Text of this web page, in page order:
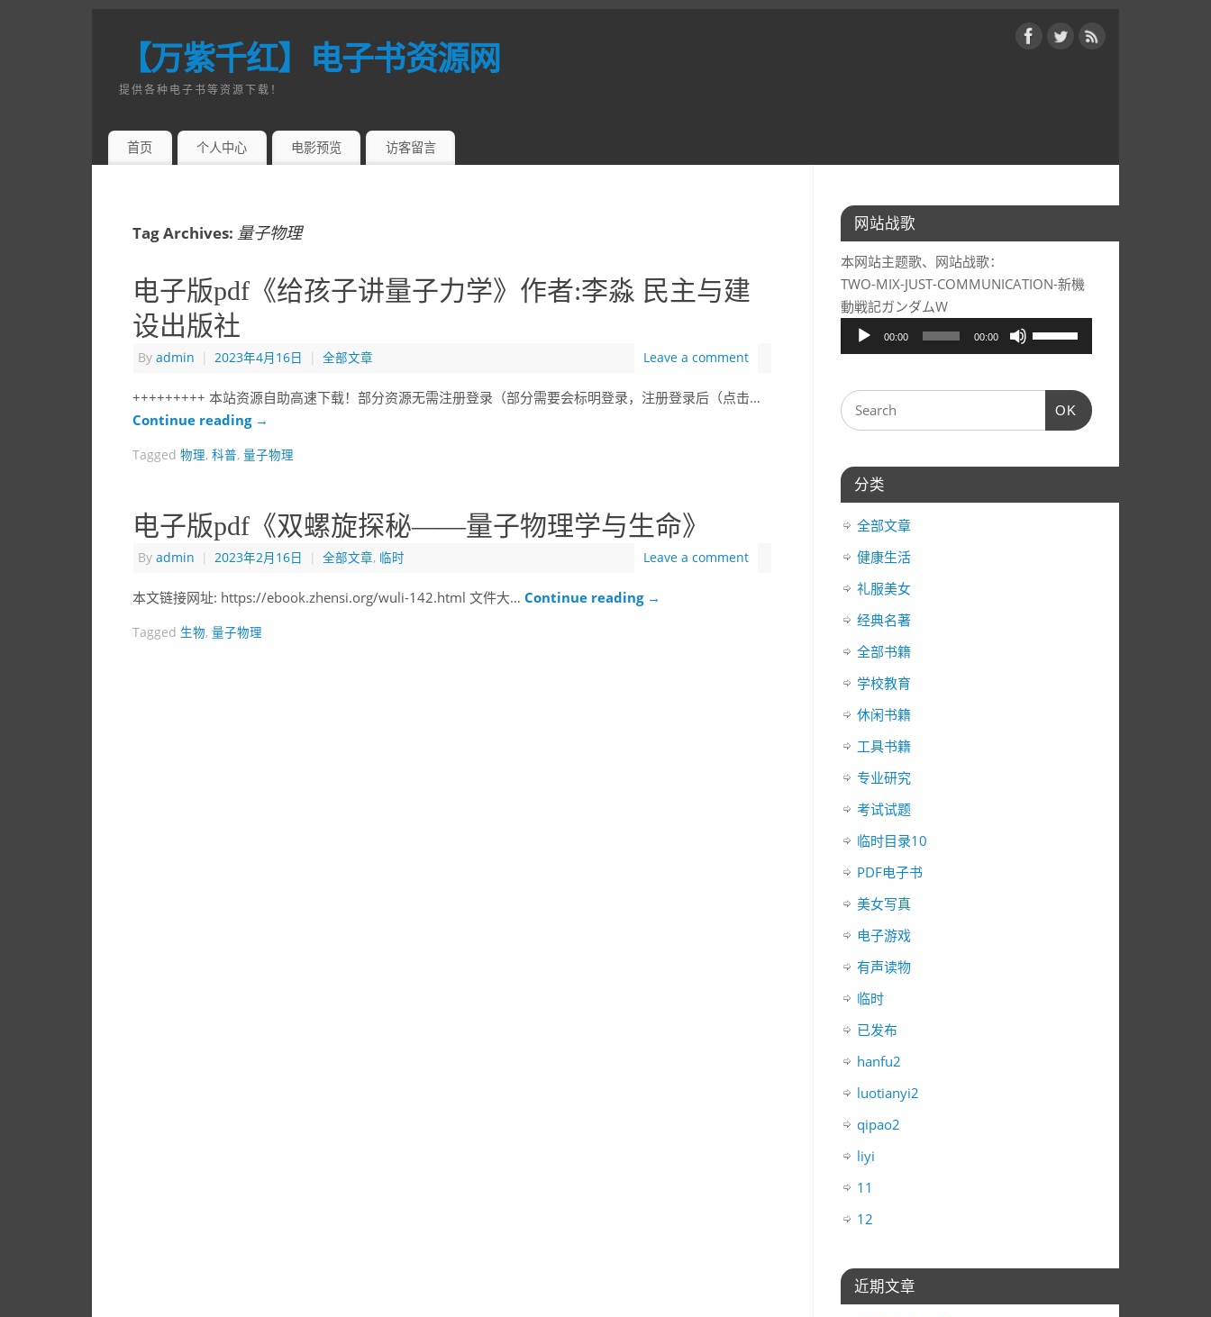
【万紫千红】电子书资源网
提供各种电子书等资源下载！
首页 个人中心 电影预览 访客留言
Tag Archives: 量子物理
电子版pdf《给孩子讲量子力学》作者:李淼 民主与建
设出版社
By admin | 2023年4月16日 | 全部文章 Leave a comment
+++++++++ 本站资源自助高速下载！部分资源无需注册登录（部分需要会标明登录，注册登录后（点击…
Continue reading →
Tagged 物理, 科普, 量子物理
电子版pdf《双螺旋探秘——量子物理学与生命》
By admin | 2023年2月16日 | 全部文章, 临时 Leave a comment
本文链接网址: https://ebook.zhensi.org/wuli-142.html 文件大… Continue reading →
Tagged 生物, 量子物理
网站战歌
本网站主题歌、网站战歌：
TWO-MIX-JUST-COMMUNICATION-新機
動戦記ガンダムW
频
放
器
00:00 00:00
用
下
键
OK
分类
全部文章
健康生活
礼服美女
经典名著
全部书籍
学校教育
休闲书籍
工具书籍
专业研究
考试试题
临时目录10
PDF电子书
美女写真
电子游戏
有声读物
临时
已发布
hanfu2
luotianyi2
qipao2
liyi
11
12
近期文章